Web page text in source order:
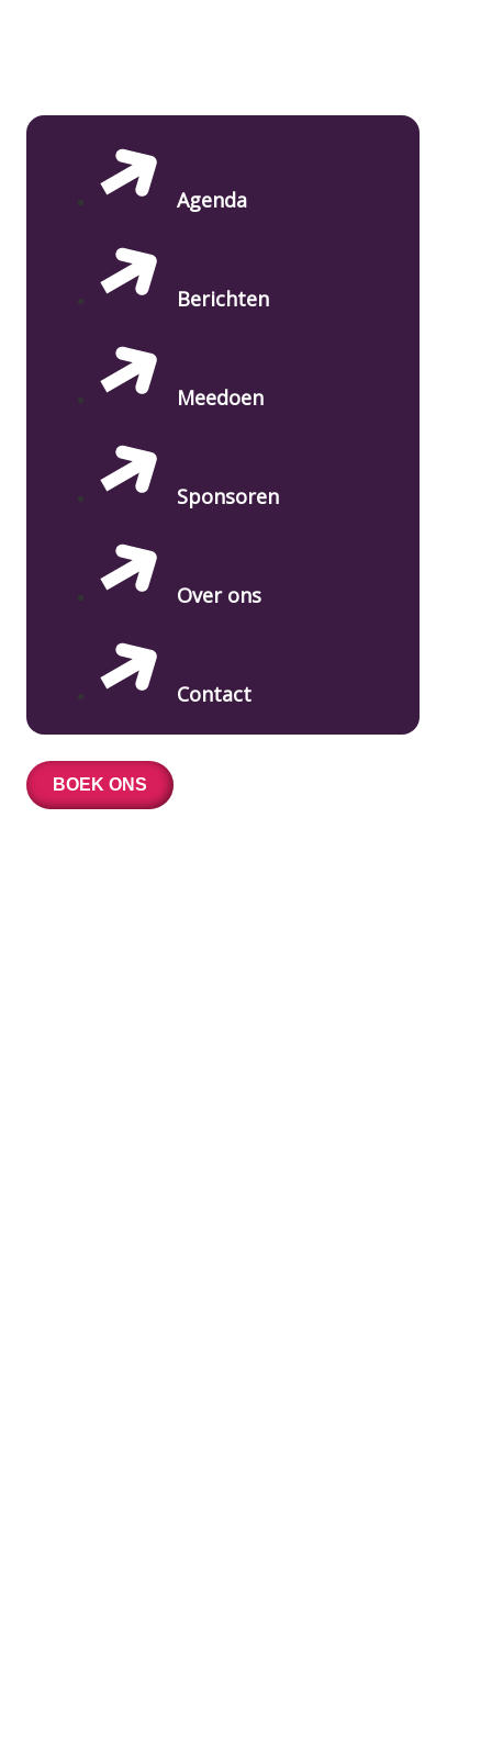
Agenda
Berichten
Meedoen
Sponsoren
Over ons
Contact
BOEK ONS